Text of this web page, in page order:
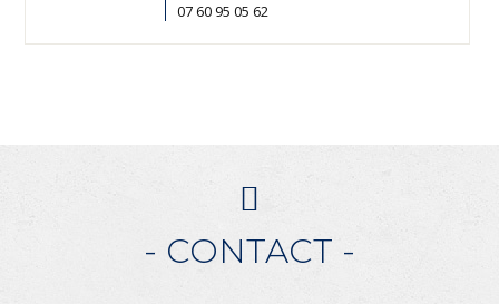
07 60 95 05 62
- CONTACT -